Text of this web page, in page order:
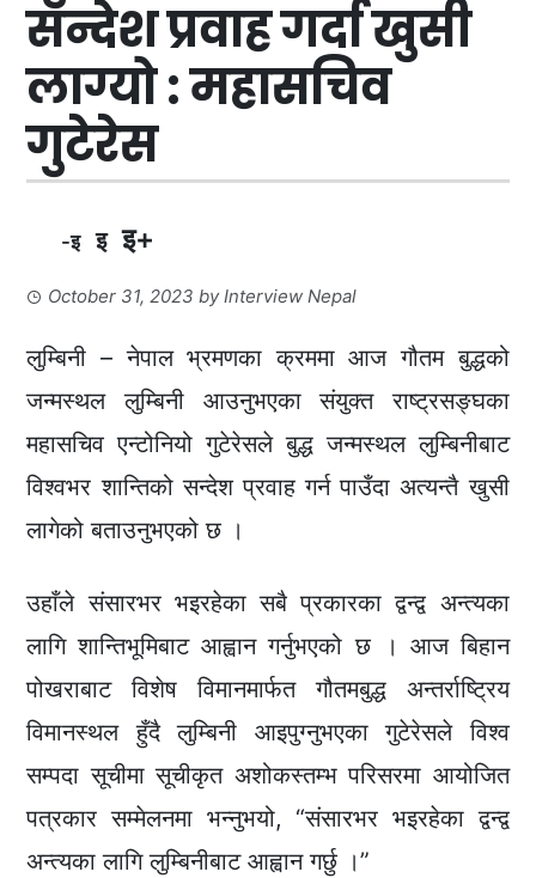
सन्देश प्रवाह गर्दा खुसी
लाग्यो : महासचिव
गुटेरेस
-इ इ इ+
October 31, 2023 byInterview Nepal
लुम्बिनी – नेपाल भ्रमणका क्रममा आज गौतम बुद्धको
जन्मस्थल लुम्बिनी आउनुभएका संयुक्त राष्ट्रसङ्घका
महासचिव एन्टोनियो गुटेरेसले बुद्ध जन्मस्थल लुम्बिनीबाट
विश्वभर शान्तिको सन्देश प्रवाह गर्न पाउँदा अत्यन्तै खुसी
लागेको बताउनुभएको छ ।
उहाँले संसारभर भइरहेका सबै प्रकारका द्वन्द्व अन्त्यका
लागि शान्तिभूमिबाट आह्वान गर्नुभएको छ । आज बिहान
पोखराबाट विशेष विमानमार्फत गौतमबुद्ध अन्तर्राष्ट्रिय
विमानस्थल हुँदै लुम्बिनी आइपुग्नुभएका गुटेरेसले विश्व
सम्पदा सूचीमा सूचीकृत अशोकस्तम्भ परिसरमा आयोजित
पत्रकार सम्मेलनमा भन्नुभयो, “संसारभर भइरहेका द्वन्द्व
अन्त्यका लागि लुम्बिनीबाट आह्वान गर्छु ।”